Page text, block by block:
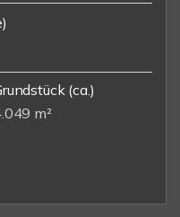
(ca.)
m²